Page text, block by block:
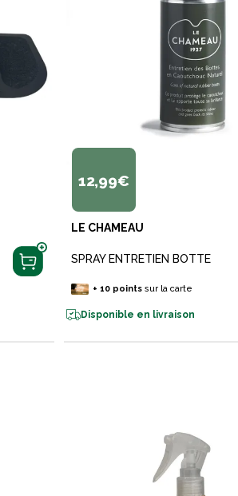
12,99€
LE CHAMEAU
SPRAY ENTRETIEN BOTTE
+ 10pointssur la carte
Disponible en livraison